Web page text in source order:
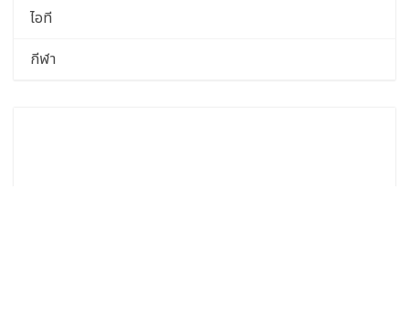
ไอที
กีฬา